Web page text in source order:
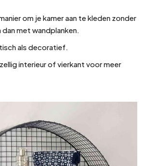
om je kamer aan te kleden zonder
met wandplanken.
als decoratief.
interieur of vierkant voor meer